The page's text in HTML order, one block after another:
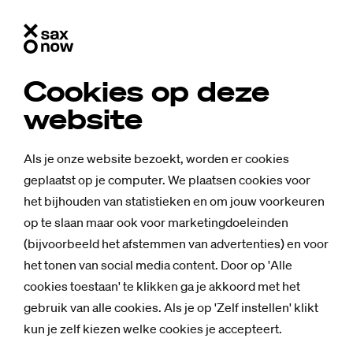
Cookies op deze
website
Als je onze website bezoekt, worden er cookies
geplaatst op je computer. We plaatsen cookies voor
het bijhouden van statistieken en om jouw voorkeuren
op te slaan maar ook voor marketingdoeleinden
(bijvoorbeeld het afstemmen van advertenties) en voor
het tonen van social media content. Door op 'Alle
cookies toestaan' te klikken ga je akkoord met het
gebruik van alle cookies. Als je op 'Zelf instellen' klikt
kun je zelf kiezen welke cookies je accepteert.
Nieuws